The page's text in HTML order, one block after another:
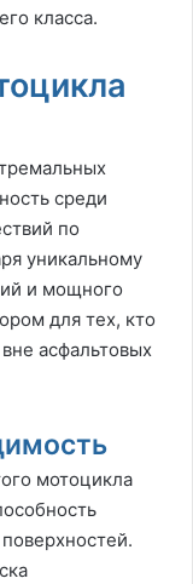
класса.
среди
по
уникальному
и мощного
для тех, кто
асфальтовых
мотоцикла